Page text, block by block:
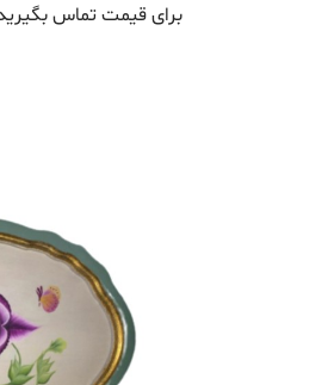
برای قیمت تماس